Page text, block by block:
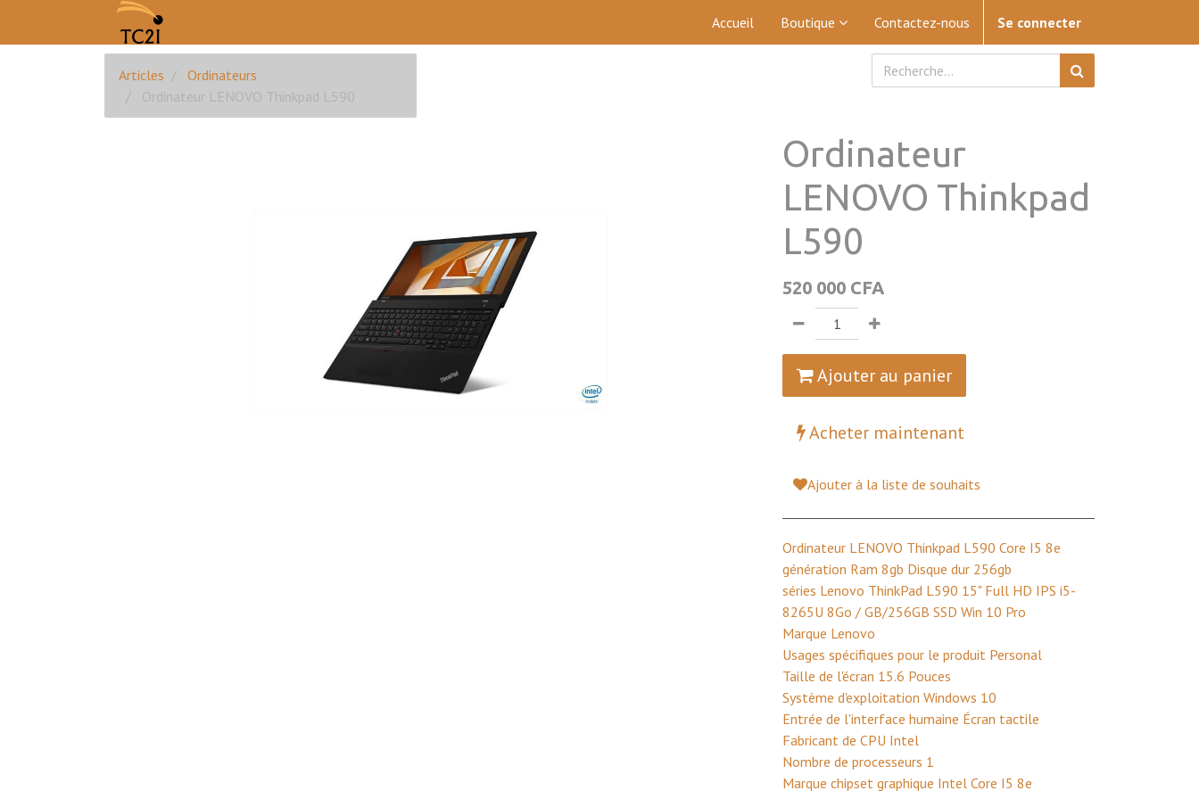
Accueil Boutique Contactez-nous Se connecter
Articles
Ordinateurs
Ordinateur LENOVO Thinkpad L590
Ordinateur
LENOVO Thinkpad
L590
520 000 CFA
Ajouter au panier
Acheter maintenant
Ajouter à la liste de souhaits
Ordinateur LENOVO Thinkpad L590 Core I5 8e
génération Ram 8gb Disque dur 256gb
séries Lenovo ThinkPad L590 15" Full HD IPS i5-
8265U 8Go / GB/256GB SSD Win 10 Pro
Marque Lenovo
Usages spécifiques pour le produit Personal
Taille de l'écran 15.6 Pouces
Système d'exploitation Windows 10
Entrée de l'interface humaine Écran tactile
Fabricant de CPU Intel
Nombre de processeurs 1
Marque chipset graphique Intel Core I5 8e